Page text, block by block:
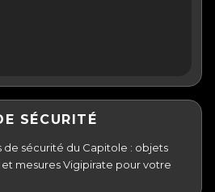
SÉCURITÉ
de sécurité du Capitole : objets
mesures Vigipirate pour votre